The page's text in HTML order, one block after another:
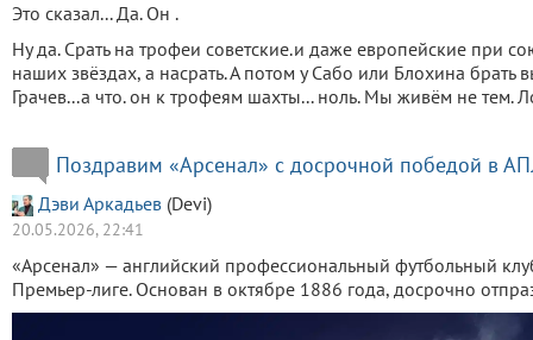
Это сказал... Да. Он .
Ну да. Срать на трофеи советские.и даже европейские при
наших звёздах, а насрать. А потом у Сабо или Блохина брать
Грачев...а что. он к трофеям шахты... ноль. Мы живём не тем.
Поздравим «Арсенал» с досрочной победой в
Дэви Аркадьев (Devi)
20.05.2026, 22:41
«Арсенал» — английский профессиональный футбольный
Премьер-лиге. Основан в октябре 1886 года, досрочно